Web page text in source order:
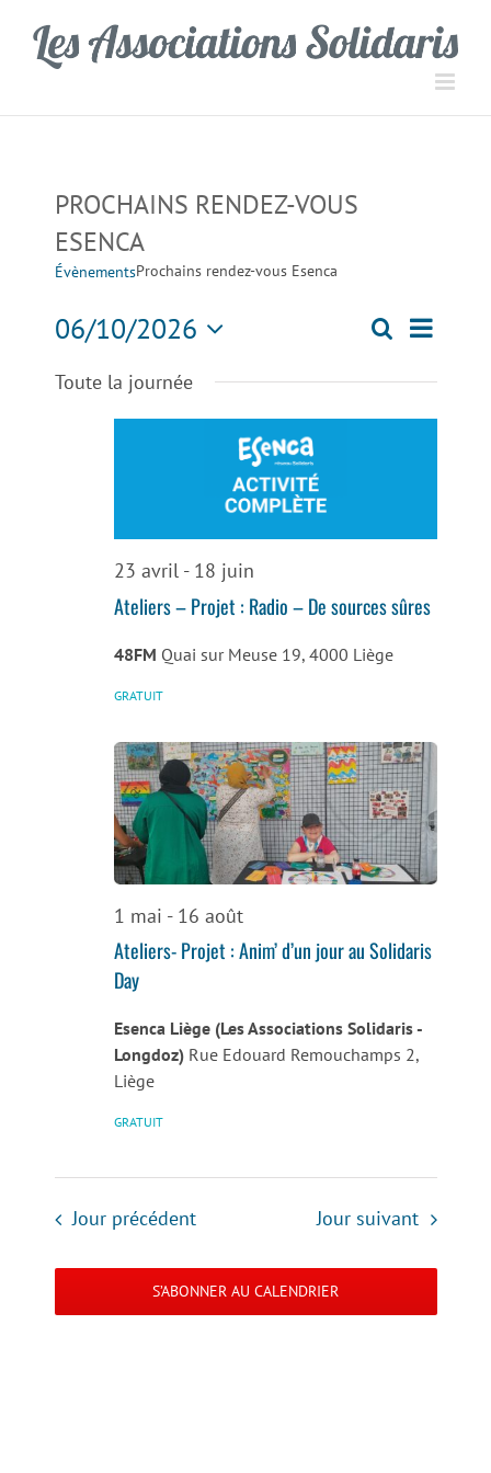
contenu
PROCHAINS RENDEZ-VOUS
ESENCA
ÉvènementsProchains rendez-vous Esenca
Recherche
vues
Recherche
vues
Jour
06/10/2026
une
Toute la journée
23 avril- 18 juin
Ateliers – Projet : Radio – De sources sûres
48FM Quai sur Meuse 19, 4000 Liège
GRATUIT
1 mai - 16 août
Ateliers- Projet : Anim’ d’un jour au Solidaris
Day
Esenca Liège (Les Associations Solidaris -
Longdoz) Rue Edouard Remouchamps 2,
Liège
GRATUIT
Jour précédent Jour suivant
S’ABONNER AU CALENDRIER